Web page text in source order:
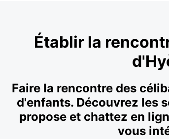
Établir la
Faire la rencontre des
d'enfants. Découvrez les
propose et chattez en
vous